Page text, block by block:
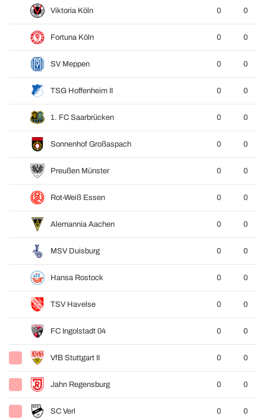
Viktoria Köln 0 0
Fortuna Köln 0 0
SV Meppen 0 0
TSG Hoffenheim II 0 0
1. FC Saarbrücken 0 0
Sonnenhof Großaspach 0 0
Preußen Münster 0 0
Rot-Weiß Essen 0 0
Alemannia Aachen 0 0
MSV Duisburg 0 0
Hansa Rostock 0 0
TSV Havelse 0 0
FC Ingolstadt 04 0 0
VfB Stuttgart II 0 0
Jahn Regensburg 0 0
SC Verl 0 0